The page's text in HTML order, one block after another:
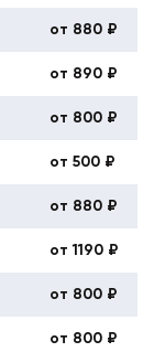
от 880 ₽
от 890 ₽
от 800 ₽
от 500 ₽
от 880 ₽
от 1190 ₽
от 800 ₽
от 800 ₽